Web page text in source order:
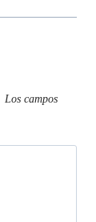
Los campos